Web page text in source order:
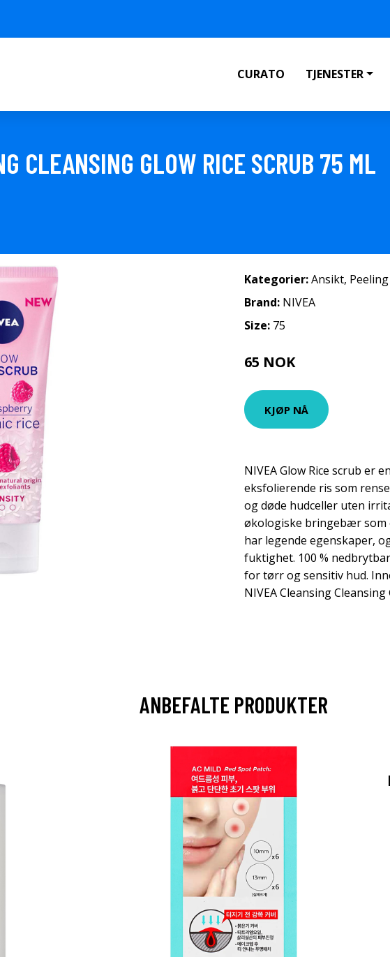
CURATO TJENESTER
CLEANSING GLOW RICE SCRUB 75 ML
Kategorier:Ansikt, Peeling
Brand: NIVEA
Size: 75
65 NOK
KJØP NÅ
NIVEA Glow Rice scrub er
eksfolierende ris som
og døde hudceller uten
økologiske bringebær som
har legende egenskaper,
fuktighet. 100 %
for tørr og sensitiv hud.
NIVEA Cleansing Cleansing
ANBEFALTE PRODUKTER